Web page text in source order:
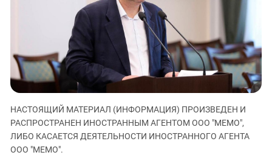
ЗАСТАВЛЯЕТ
КАВКАЗ ЗА ПАЛЕСТИНУ
ИНАКОМЫСЛИЕ В ЧЕЧНЕ
ПРЕСЛЕДОВАНИЕ АКТИВИСТОВ
МОБИЛИЗАЦИЯ И ПРОТЕСТЫ
Кабардино-Балкария
Калмыкия
Карачаево-Черкесия
Краснодарский край
Нагорный Карабах
Российская Федерация
НАСТОЯЩИЙ МАТЕРИАЛ (ИНФОРМАЦИЯ) ПРОИЗВЕДЕН И
РАСПРОСТРАНЕН ИНОСТРАННЫМ АГЕНТОМ ООО "МЕМО",
ЛИБО КАСАЕТСЯ ДЕЯТЕЛЬНОСТИ ИНОСТРАННОГО АГЕНТА
ООО "МЕМО".